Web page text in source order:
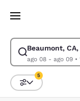
Pular Para
Beaumont, CA,
ago 08 - ago 09•
Modificar pesquisa
Classificar e
5